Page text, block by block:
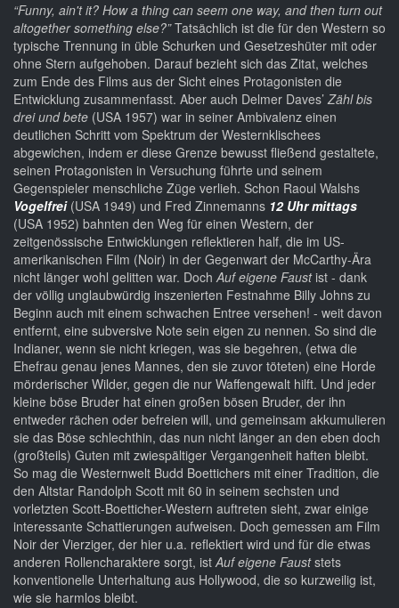
“Funny, ain't it? How a thing can seem one way, and then turn out
altogether something else?”Tatsächlich ist die für den Western so
typische Trennung in üble Schurken und Gesetzeshüter mit oder
ohne Stern aufgehoben. Darauf bezieht sich das Zitat, welches
zum Ende des Films aus der Sicht eines Protagonisten die
Entwicklung zusammenfasst. Aber auch Delmer Daves’Zähl bis
drei und bete (USA 1957) war in seiner Ambivalenz einen
deutlichen Schritt vom Spektrum der Westernklischees
abgewichen, indem er diese Grenze bewusst fließend gestaltete,
seinen Protagonisten in Versuchung führte und seinem
Gegenspieler menschliche Züge verlieh. Schon Raoul Walshs
Vogelfrei(USA 1949) und Fred Zinnemanns 12 Uhr mittags
(USA 1952) bahnten den Weg für einen Western, der
zeitgenössische Entwicklungen reflektieren half, die im US-
amerikanischen Film (Noir) in der Gegenwart der McCarthy-Ära
nicht länger wohl gelitten war. DochAuf eigene Faustist - dank
der völlig unglaubwürdig inszenierten Festnahme Billy Johns zu
Beginn auch mit einem schwachen Entree versehen! - weit davon
entfernt, eine subversive Note sein eigen zu nennen. So sind die
Indianer, wenn sie nicht kriegen, was sie begehren, (etwa die
Ehefrau genau jenes Mannes, den sie zuvor töteten) eine Horde
mörderischer Wilder, gegen die nur Waffengewalt hilft. Und jeder
kleine böse Bruder hat einen großen bösen Bruder, der ihn
entweder rächen oder befreien will, und gemeinsam akkumulieren
sie das Böse schlechthin, das nun nicht länger an den eben doch
(großteils) Guten mit zwiespältiger Vergangenheit haften bleibt.
So mag die Westernwelt Budd Boettichers mit einer Tradition, die
den Altstar Randolph Scott mit 60 in seinem sechsten und
vorletzten Scott-Boetticher-Western auftreten sieht, zwar einige
interessante Schattierungen aufweisen. Doch gemessen am Film
Noir der Vierziger, der hier u.a. reflektiert wird und für die etwas
anderen Rollencharaktere sorgt, istAuf eigene Fauststets
konventionelle Unterhaltung aus Hollywood, die so kurzweilig ist,
wie sie harmlos bleibt.